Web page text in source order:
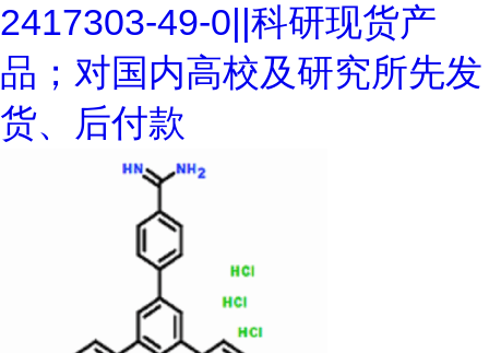
2417303-49-0||科研现货产
品；对国内高校及研究所先发
货、后付款